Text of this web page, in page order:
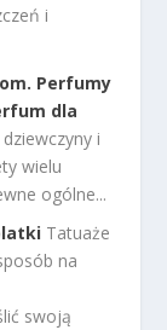
i
Perfumy
dla
i
wielu
ogólne...
Tatuaże
na
swoją